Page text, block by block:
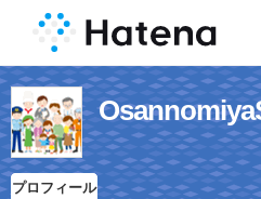
プロフィール